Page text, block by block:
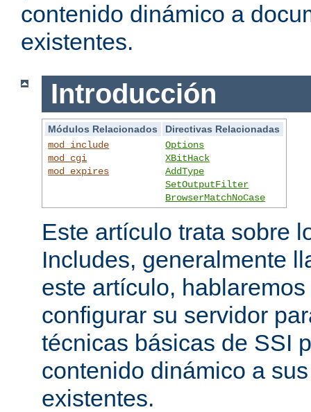
contenido dinámico a
existentes.
Introducción
Módulos Relacionados
Directivas Relacionadas
mod_include
mod_cgi
mod_expires
Options
XBitHack
AddType
SetOutputFilter
BrowserMatchNoCase
Este artículo trata sobre
Includes, generalmente
este artículo,
configurar su servidor
técnicas básicas de SSI
contenido dinámico a
existentes.